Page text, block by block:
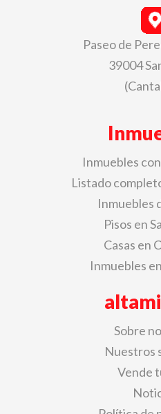
Paseo de
39004
Inmuebles
Listado
Inmuebles
Pisos en
Casas en
Inmuebles
Sobre
Nuestros
Vende